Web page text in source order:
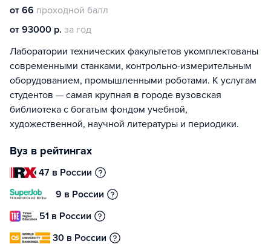
от 66 проходной балл
от 93000 р. за год
Лаборатории технических факультетов укомплектованы
современными станками, контрольно-измерительным
оборудованием, промышленными роботами. К услугам
студентов — самая крупная в городе вузовская
библиотека с богатым фондом учебной,
художественной, научной литературы и периодики.
Вуз в рейтингах
47 в России
9 в России
51 в России
30 в России